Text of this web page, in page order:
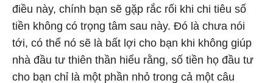
điều này, chính bạn sẽ gặp rắc rối khi chi tiêu số
tiền không có trọng tâm sau này. Đó là chưa nói
tới, có thể nó sẽ là bất lợi cho bạn khi không giúp
nhà đầu tư thiên thần hiểu rằng, số tiền họ đầu tư
cho bạn chỉ là một phần nhỏ trong cả một câu